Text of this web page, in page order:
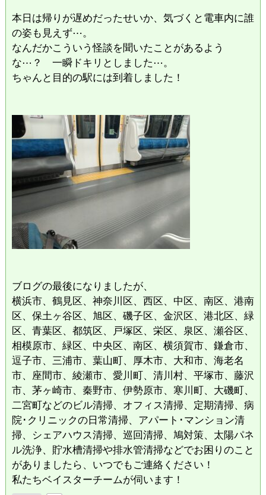
本日は帰りが遅めだったせいか、気づくと電車内に誰
の姿も見えず⋯。
なんだかこういう怪談を聞いたことがあるよう
な⋯？ 一瞬ドキリとしました⋯。
ちゃんと目的の駅には到着しました！
ブログの最後になりましたが、
横浜市、鶴見区、神奈川区、西区、中区、南区、港南
区、保土ヶ谷区、旭区、磯子区、金沢区、港北区、緑
区、青葉区、都筑区、戸塚区、栄区、泉区、瀬谷区、
相模原市、緑区、中央区、南区、横須賀市、鎌倉市、
逗子市、三浦市、葉山町、厚木市、大和市、海老名
市、座間市、綾瀬市、愛川町、清川村、平塚市、藤沢
市、茅ヶ崎市、秦野市、伊勢原市、寒川町、大磯町、
二宮町などのビル清掃、オフィス清掃、定期清掃、病
院･クリニックの日常清掃、アパート･マンション清
掃、シェアハウス清掃、巡回清掃、鳩対策、太陽パネ
ル洗浄、貯水槽清掃や排水管清掃などでお困りのこと
がありましたら、いつでもご連絡ください！
私たちベイスターチームが伺います！